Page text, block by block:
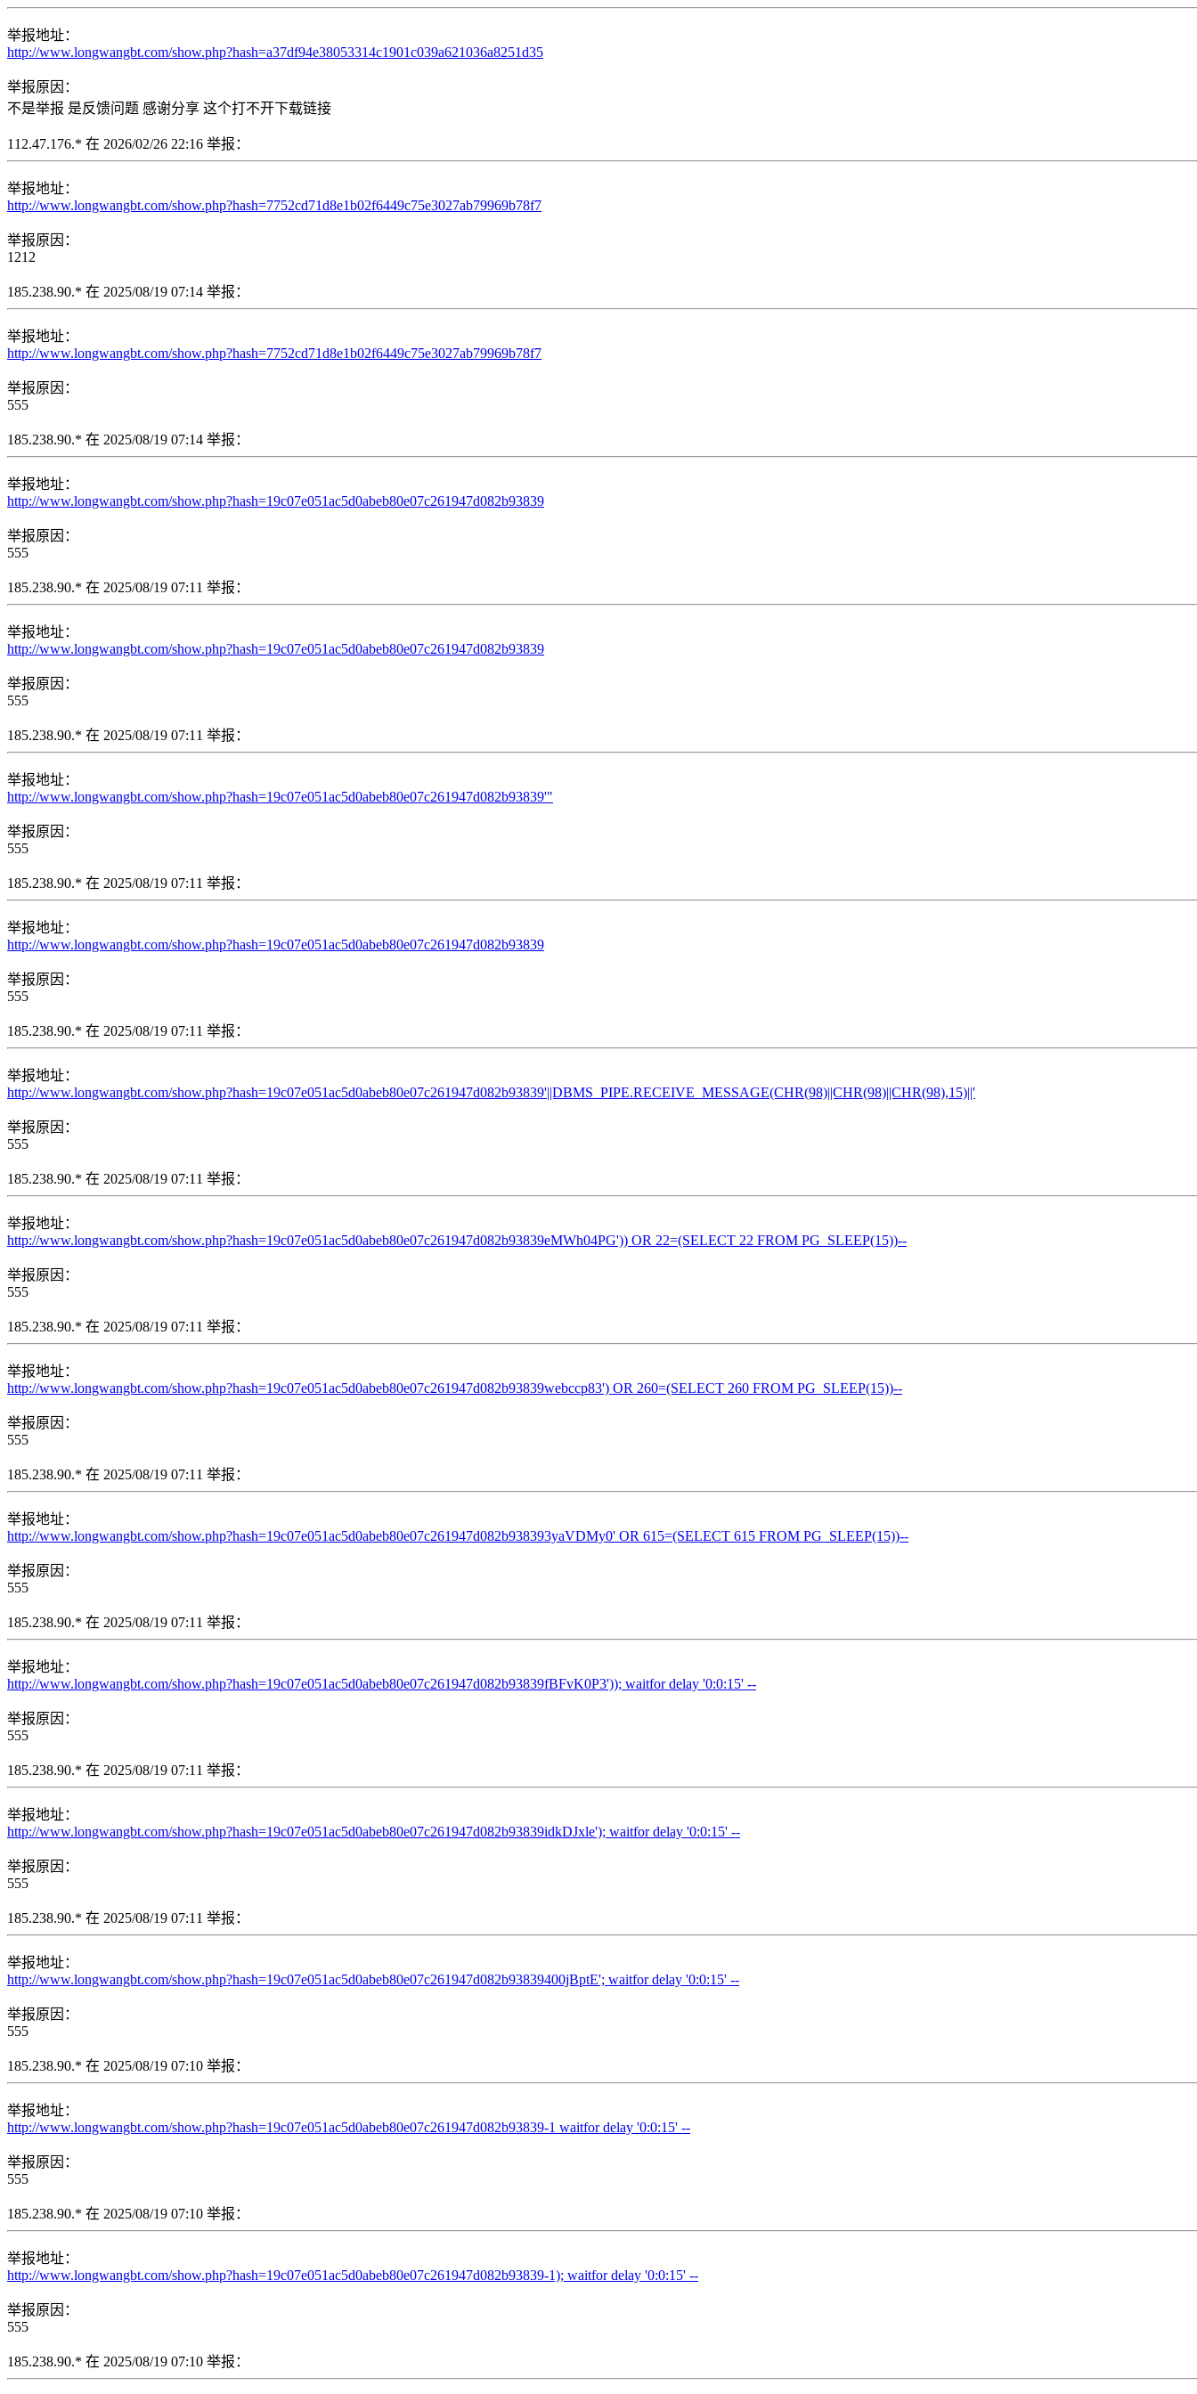
举报地址：
http://www.longwangbt.com/show.php?hash=a37df94e38053314c1901c039a621036a8251d35
举报原因：
不是举报 是反馈问题 感谢分享 这个打不开下载链接
112.47.176.* 在 2026/02/26 22:16 举报：
举报地址：
http://www.longwangbt.com/show.php?hash=7752cd71d8e1b02f6449c75e3027ab79969b78f7
举报原因：
1212
185.238.90.* 在 2025/08/19 07:14 举报：
举报地址：
http://www.longwangbt.com/show.php?hash=7752cd71d8e1b02f6449c75e3027ab79969b78f7
举报原因：
555
185.238.90.* 在 2025/08/19 07:14 举报：
举报地址：
http://www.longwangbt.com/show.php?hash=19c07e051ac5d0abeb80e07c261947d082b93839
举报原因：
555
185.238.90.* 在 2025/08/19 07:11 举报：
举报地址：
http://www.longwangbt.com/show.php?hash=19c07e051ac5d0abeb80e07c261947d082b93839
举报原因：
555
185.238.90.* 在 2025/08/19 07:11 举报：
举报地址：
http://www.longwangbt.com/show.php?hash=19c07e051ac5d0abeb80e07c261947d082b93839'"
举报原因：
555
185.238.90.* 在 2025/08/19 07:11 举报：
举报地址：
http://www.longwangbt.com/show.php?hash=19c07e051ac5d0abeb80e07c261947d082b93839
举报原因：
555
185.238.90.* 在 2025/08/19 07:11 举报：
举报地址：
http://www.longwangbt.com/show.php?hash=19c07e051ac5d0abeb80e07c261947d082b93839'||DBMS_PIPE.RECEIVE_MESSAGE(CHR(98)||CHR(98)||CHR(98),15)||'
举报原因：
555
185.238.90.* 在 2025/08/19 07:11 举报：
举报地址：
http://www.longwangbt.com/show.php?hash=19c07e051ac5d0abeb80e07c261947d082b93839eMWh04PG')) OR 22=(SELECT 22 FROM PG_SLEEP(15))--
举报原因：
555
185.238.90.* 在 2025/08/19 07:11 举报：
举报地址：
http://www.longwangbt.com/show.php?hash=19c07e051ac5d0abeb80e07c261947d082b93839webccp83') OR 260=(SELECT 260 FROM PG_SLEEP(15))--
举报原因：
555
185.238.90.* 在 2025/08/19 07:11 举报：
举报地址：
http://www.longwangbt.com/show.php?hash=19c07e051ac5d0abeb80e07c261947d082b938393yaVDMy0' OR 615=(SELECT 615 FROM PG_SLEEP(15))--
举报原因：
555
185.238.90.* 在 2025/08/19 07:11 举报：
举报地址：
http://www.longwangbt.com/show.php?hash=19c07e051ac5d0abeb80e07c261947d082b93839fBFvK0P3')); waitfor delay '0:0:15' --
举报原因：
555
185.238.90.* 在 2025/08/19 07:11 举报：
举报地址：
http://www.longwangbt.com/show.php?hash=19c07e051ac5d0abeb80e07c261947d082b93839idkDJxle'); waitfor delay '0:0:15' --
举报原因：
555
185.238.90.* 在 2025/08/19 07:11 举报：
举报地址：
http://www.longwangbt.com/show.php?hash=19c07e051ac5d0abeb80e07c261947d082b93839400jBptE'; waitfor delay '0:0:15' --
举报原因：
555
185.238.90.* 在 2025/08/19 07:10 举报：
举报地址：
http://www.longwangbt.com/show.php?hash=19c07e051ac5d0abeb80e07c261947d082b93839-1 waitfor delay '0:0:15' --
举报原因：
555
185.238.90.* 在 2025/08/19 07:10 举报：
举报地址：
http://www.longwangbt.com/show.php?hash=19c07e051ac5d0abeb80e07c261947d082b93839-1); waitfor delay '0:0:15' --
举报原因：
555
185.238.90.* 在 2025/08/19 07:10 举报：